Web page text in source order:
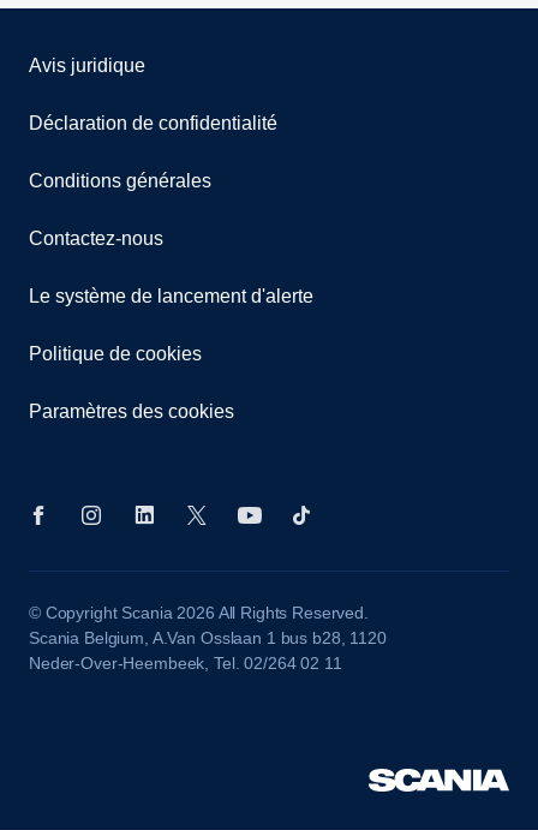
Avis juridique
Déclaration de confidentialité
Conditions générales
Contactez-nous
Le système de lancement d'alerte
Politique de cookies
Paramètres des cookies
© Copyright Scania 2026 All Rights Reserved.
Scania Belgium, A.Van Osslaan 1 bus b28, 1120
Neder-Over-Heembeek, Tel. 02/264 02 11